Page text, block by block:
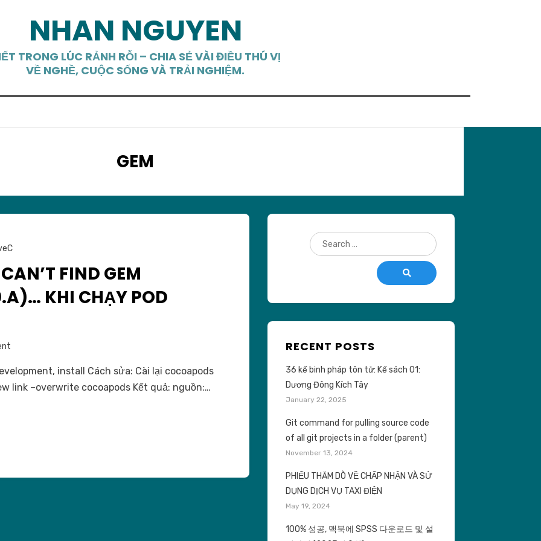
NHAN NGUYEN
TRONG LÚC RẢNH RỖI – CHIA SẺ VÀI ĐIỀU THÚ VỊ
VỀ NGHỀ, CUỘC SỐNG VÀ TRẢI NGHIỆM.
TAG
:
GEM
FIND GEM
KHI CHẠY POD
Sửa
lỗi
install Cách sửa: Cài lại cocoapods
link –overwrite cocoapods Kết quả: nguồn:…
Search
for:
Search
RECENT POSTS
36 kế binh pháp tôn tử: Kế sách 01:
Dương Đông Kích Tây
January 22, 2025
Git command for pulling source code
of all git projects in a folder (parent)
November 13, 2024
PHIẾU THĂM DÒ VỀ CHẤP NHẬN VÀ SỬ
DỤNG DỊCH VỤ TAXI ĐIỆN
May 19, 2024
100% 성공, 맥북에 SPSS 다운로드 및 설